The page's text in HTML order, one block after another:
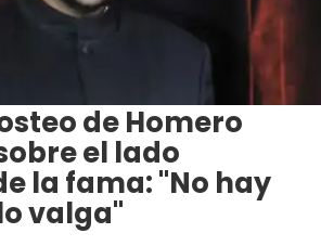
de Homero
el lado
la fama: "No hay
valga"